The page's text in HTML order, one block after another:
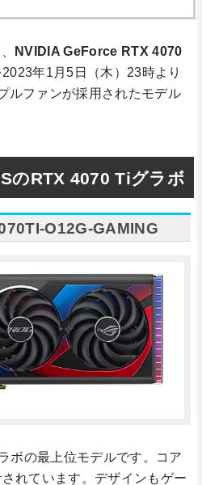
NVIDIA GeForce RTX 4070
年1月5日（木）23時より
ルファンが採用されたモデル
のRTX 4070 Tiグラボ
O12G-GAMING
ボの最上位モデルです。コア
れています。デザインもゲー